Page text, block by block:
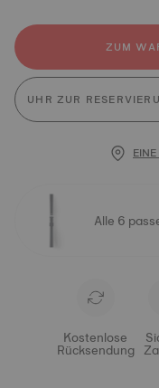
ZUM
UHR ZUR
Alle 6
Kostenlose
Rücksendung